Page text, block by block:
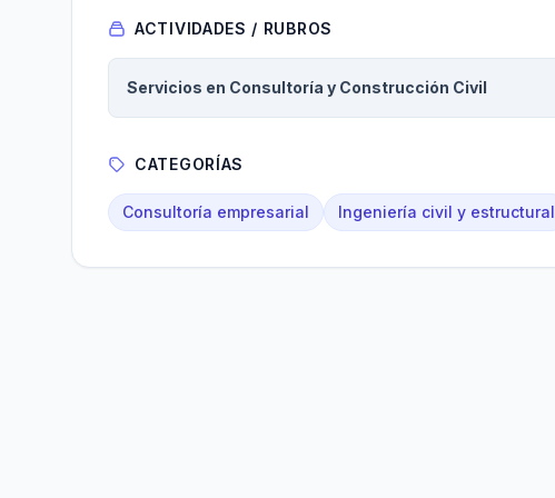
ACTIVIDADES / RUBROS
Servicios en Consultoría y Construcción Civil
CATEGORÍAS
Consultoría empresarial Ingeniería civil y estructural